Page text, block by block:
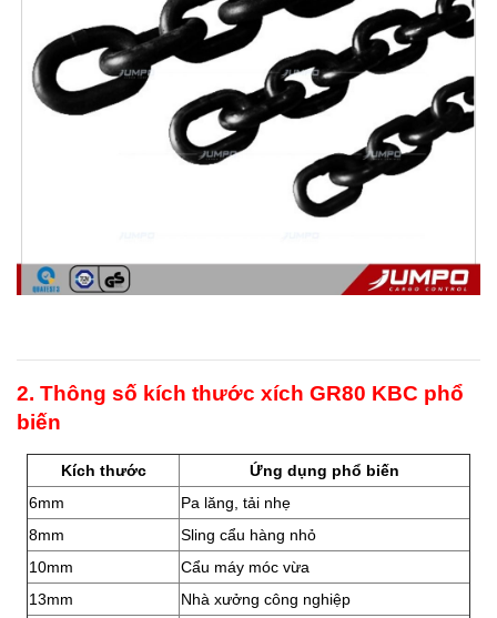
2. Thông số kích thước xích GR80 KBC phổ
biến
Kích thước
Ứng dụng phổ biến
6mm
Pa lăng, tải nhẹ
8mm
Sling cẩu hàng nhỏ
10mm
Cẩu máy móc vừa
13mm
Nhà xưởng công nghiệp